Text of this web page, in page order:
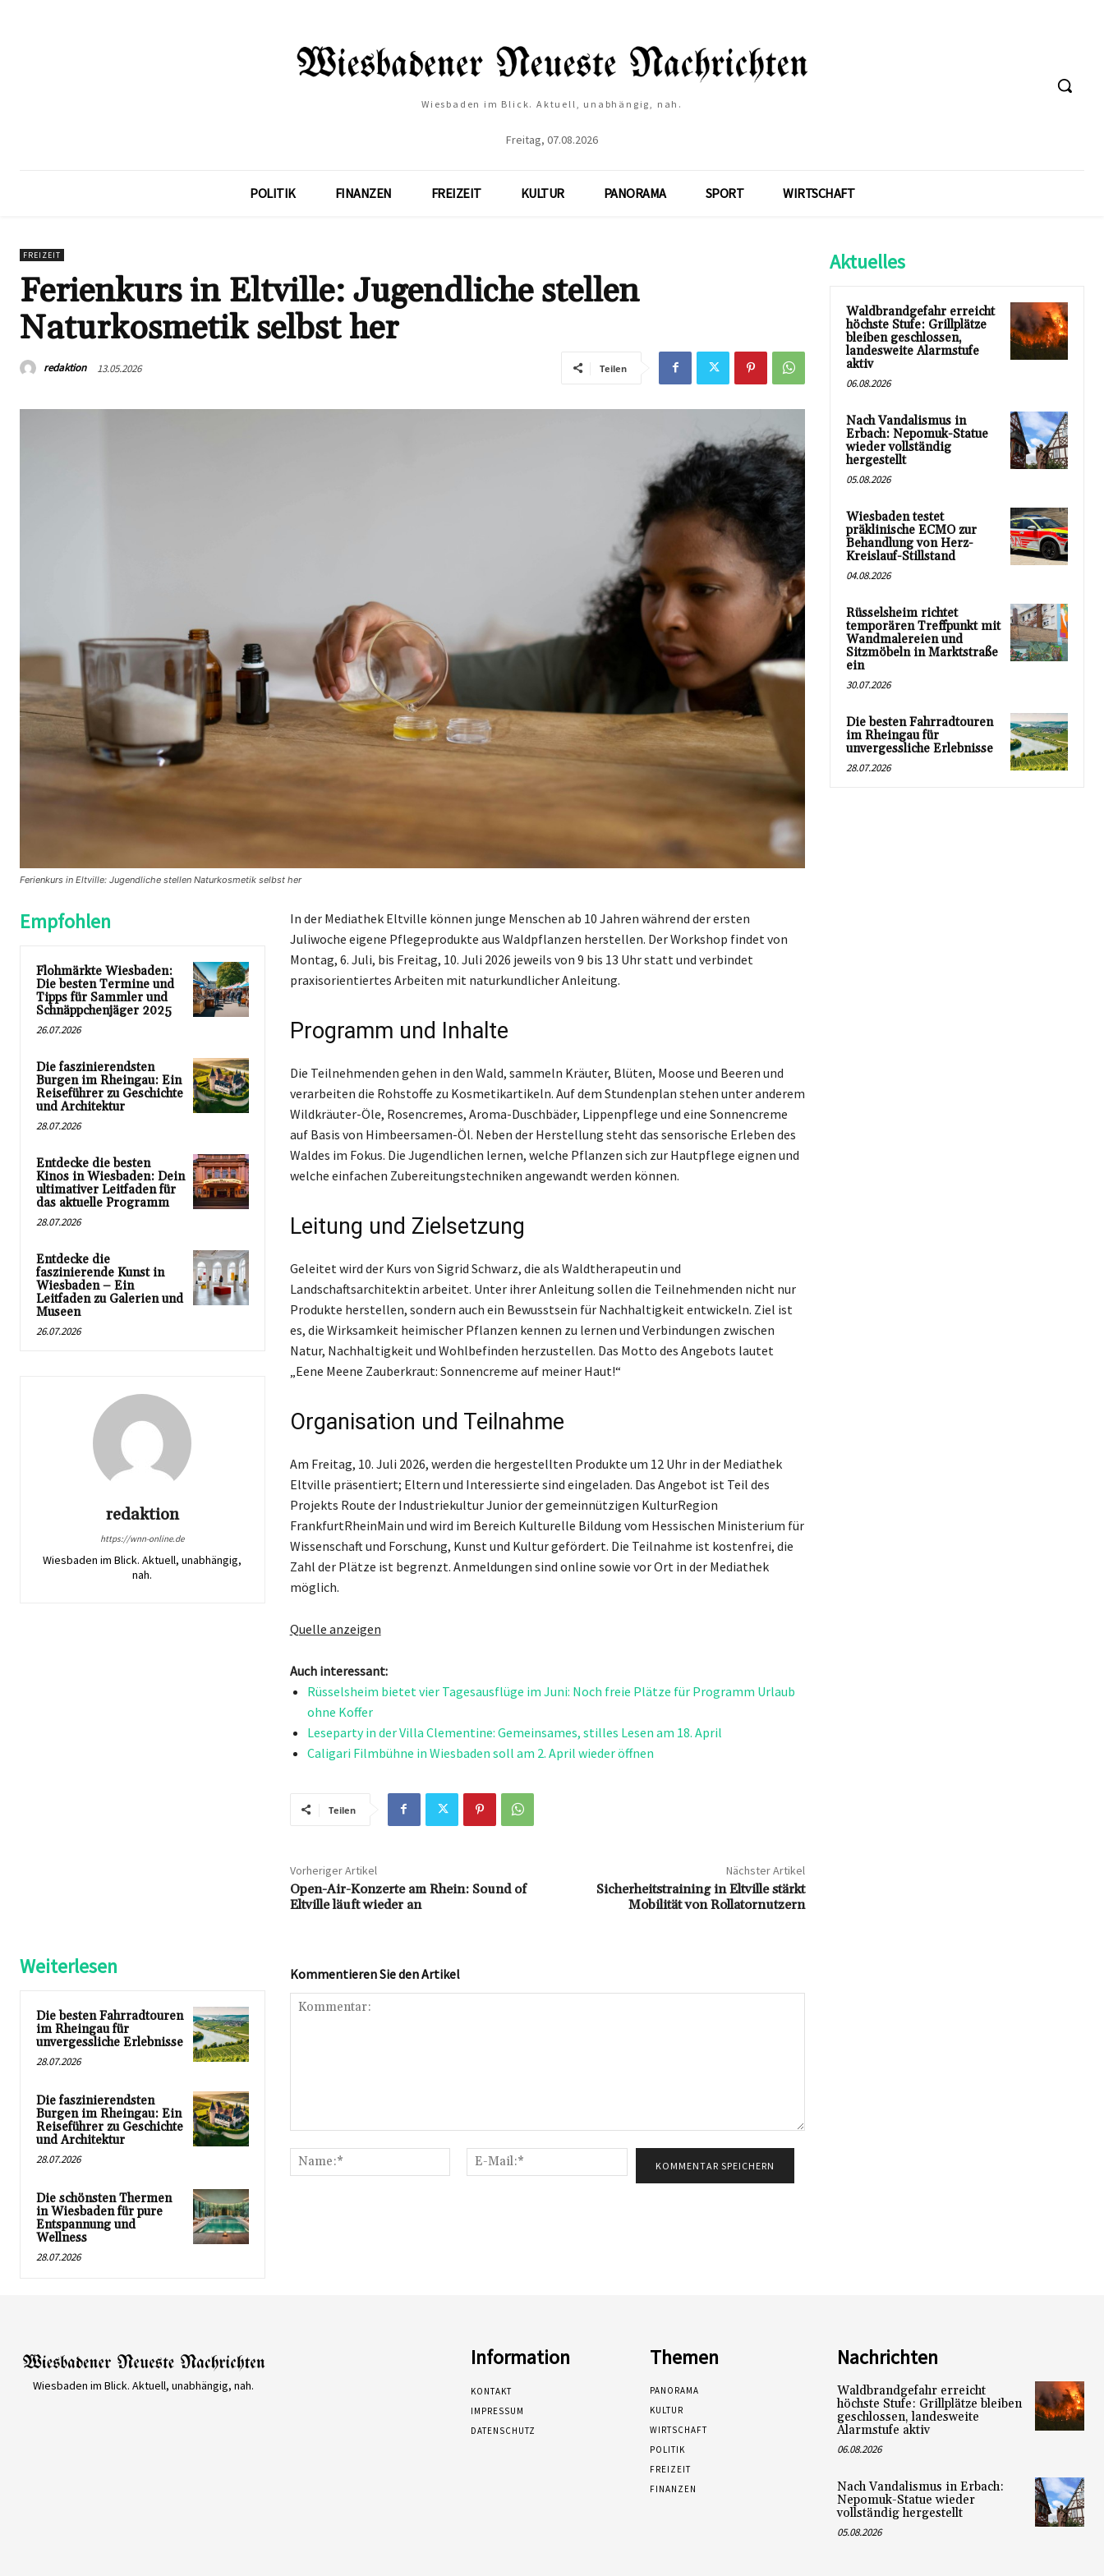
Wiesbaden im Blick. Aktuell, unabhängig, nah.
Freitag, 07.08.2026
POLITIK FINANZEN FREIZEIT KULTUR PANORAMA SPORT WIRTSCHAFT
FREIZEIT
Ferienkurs in Eltville: Jugendliche stellen
Naturkosmetik selbst her
redaktion 13.05.2026 Teilen
Ferienkurs in Eltville: Jugendliche stellen Naturkosmetik selbst her
Empfohlen
Flohmärkte Wiesbaden:
Die besten Termine und
Tipps für Sammler und
Schnäppchenjäger 2025
26.07.2026
Die faszinierendsten
Burgen im Rheingau: Ein
Reiseführer zu Geschichte
und Architektur
28.07.2026
Entdecke die besten
Kinos in Wiesbaden: Dein
ultimativer Leitfaden für
das aktuelle Programm
28.07.2026
Entdecke die
faszinierende Kunst in
Wiesbaden – Ein
Leitfaden zu Galerien und
Museen
26.07.2026
redaktion
https://wnn-online.de
Wiesbaden im Blick. Aktuell, unabhängig,
nah.
In der Mediathek Eltville können junge Menschen ab 10 Jahren während der ersten
Juliwoche eigene Pflegeprodukte aus Waldpflanzen herstellen. Der Workshop findet von
Montag, 6. Juli, bis Freitag, 10. Juli 2026 jeweils von 9 bis 13 Uhr statt und verbindet
praxisorientiertes Arbeiten mit naturkundlicher Anleitung.
Programm und Inhalte
Die Teilnehmenden gehen in den Wald, sammeln Kräuter, Blüten, Moose und Beeren und
verarbeiten die Rohstoffe zu Kosmetikartikeln. Auf dem Stundenplan stehen unter anderem
Wildkräuter-Öle, Rosencremes, Aroma-Duschbäder, Lippenpflege und eine Sonnencreme
auf Basis von Himbeersamen-Öl. Neben der Herstellung steht das sensorische Erleben des
Waldes im Fokus. Die Jugendlichen lernen, welche Pflanzen sich zur Hautpflege eignen und
welche einfachen Zubereitungstechniken angewandt werden können.
Leitung und Zielsetzung
Geleitet wird der Kurs von Sigrid Schwarz, die als Waldtherapeutin und
Landschaftsarchitektin arbeitet. Unter ihrer Anleitung sollen die Teilnehmenden nicht nur
Produkte herstellen, sondern auch ein Bewusstsein für Nachhaltigkeit entwickeln. Ziel ist
es, die Wirksamkeit heimischer Pflanzen kennen zu lernen und Verbindungen zwischen
Natur, Nachhaltigkeit und Wohlbefinden herzustellen. Das Motto des Angebots lautet
„Eene Meene Zauberkraut: Sonnencreme auf meiner Haut!“
Organisation und Teilnahme
Am Freitag, 10. Juli 2026, werden die hergestellten Produkte um 12 Uhr in der Mediathek
Eltville präsentiert; Eltern und Interessierte sind eingeladen. Das Angebot ist Teil des
Projekts Route der Industriekultur Junior der gemeinnützigen KulturRegion
FrankfurtRheinMain und wird im Bereich Kulturelle Bildung vom Hessischen Ministerium für
Wissenschaft und Forschung, Kunst und Kultur gefördert. Die Teilnahme ist kostenfrei, die
Zahl der Plätze ist begrenzt. Anmeldungen sind online sowie vor Ort in der Mediathek
möglich.
Quelle anzeigen
Auch interessant:
Rüsselsheim bietet vier Tagesausflüge im Juni: Noch freie Plätze für Programm Urlaub
ohne Koffer
Leseparty in der Villa Clementine: Gemeinsames, stilles Lesen am 18. April
Caligari Filmbühne in Wiesbaden soll am 2. April wieder öffnen
Teilen
Vorheriger Artikel
Open-Air-Konzerte am Rhein: Sound of
Eltville läuft wieder an
Nächster Artikel
Sicherheitstraining in Eltville stärkt
Mobilität von Rollatornutzern
Weiterlesen
Die besten Fahrradtouren
im Rheingau für
unvergessliche Erlebnisse
28.07.2026
Die faszinierendsten
Burgen im Rheingau: Ein
Reiseführer zu Geschichte
und Architektur
28.07.2026
Die schönsten Thermen
in Wiesbaden für pure
Entspannung und
Wellness
28.07.2026
Kommentieren Sie den Artikel
Name:*
Mail:*
Aktuelles
Waldbrandgefahr erreicht
höchste Stufe: Grillplätze
bleiben geschlossen,
landesweite Alarmstufe
aktiv
06.08.2026
Nach Vandalismus in
Erbach: Nepomuk-Statue
wieder vollständig
hergestellt
05.08.2026
Wiesbaden testet
präklinische ECMO zur
Behandlung von Herz-
Kreislauf-Stillstand
04.08.2026
Rüsselsheim richtet
temporären Treffpunkt mit
Wandmalereien und
Sitzmöbeln in Marktstraße
ein
30.07.2026
Die besten Fahrradtouren
im Rheingau für
unvergessliche Erlebnisse
28.07.2026
Wiesbaden im Blick. Aktuell, unabhängig, nah.
Information
KONTAKT
IMPRESSUM
DATENSCHUTZ
Themen
PANORAMA
KULTUR
WIRTSCHAFT
POLITIK
FREIZEIT
FINANZEN
Nachrichten
Waldbrandgefahr erreicht
höchste Stufe: Grillplätze bleiben
geschlossen, landesweite
Alarmstufe aktiv
06.08.2026
Nach Vandalismus in Erbach:
Nepomuk-Statue wieder
vollständig hergestellt
05.08.2026